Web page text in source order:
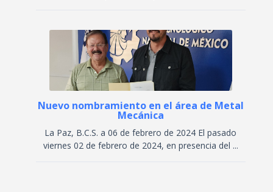
Nuevo nombramiento en el área de Metal
Mecánica
La Paz, B.C.S. a 06 de febrero de 2024 El pasado
viernes 02 de febrero de 2024, en presencia del ...